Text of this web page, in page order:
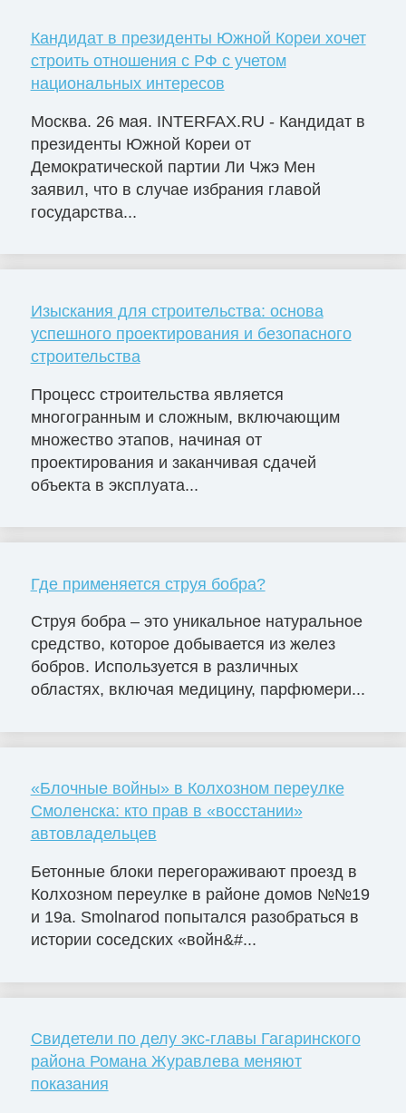
Кандидат в президенты Южной Кореи хочет
строить отношения с РФ с учетом
национальных интересов
Москва. 26 мая. INTERFAX.RU - Кандидат в
президенты Южной Кореи от
Демократической партии Ли Чжэ Мен
заявил, что в случае избрания главой
государства...
Изыскания для строительства: основа
успешного проектирования и безопасного
строительства
Процесс строительства является
многогранным и сложным, включающим
множество этапов, начиная от
проектирования и заканчивая сдачей
объекта в эксплуата...
Где применяется струя бобра?
Струя бобра – это уникальное натуральное
средство, которое добывается из желез
бобров. Используется в различных
областях, включая медицину, парфюмери...
«Блочные войны» в Колхозном переулке
Смоленска: кто прав в «восстании»
автовладельцев
Бетонные блоки перегораживают проезд в
Колхозном переулке в районе домов №№19
и 19а. Smolnarod попытался разобраться в
истории соседских «войн&#...
Свидетели по делу экс-главы Гагаринского
района Романа Журавлева меняют
показания